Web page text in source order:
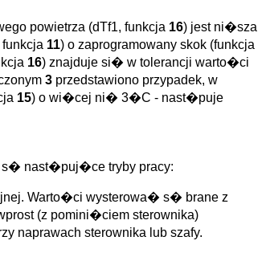
powietrza (dTf1, funkcja 16) jest ni�sza
11) o zaprogramowany skok (funkcja
16) znajduje si� w tolerancji warto�ci
3 przedstawiono przypadek, w
15) o wi�cej ni� 3�C - nast�puje
s� nast�puj�ce tryby pracy:
Warto�ci wysterowa� s� brane z
(z pomini�ciem sterownika)
naprawach sterownika lub szafy.